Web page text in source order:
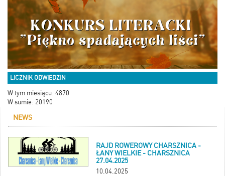
LICZNIK ODWIEDZIN
W tym miesiącu: 4870
W sumie: 20190
NEWS
RAJD ROWEROWY CHARSZNICA -
ŁANY WIELKIE - CHARSZNICA
27.04.2025
10.04.2025